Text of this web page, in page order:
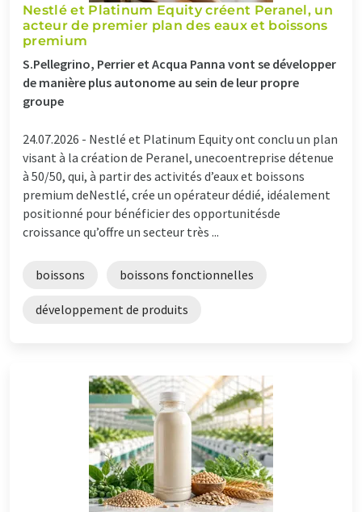
Nestlé et Platinum Equity créent Peranel, un
acteur de premier plan des eaux et boissons
premium
S.Pellegrino, Perrier et Acqua Panna vont se développer
de manière plus autonome au sein de leur propre
groupe
24.07.2026 - Nestlé et Platinum Equity ont conclu un plan
visant à la création de Peranel, unecoentreprise détenue
à 50/50, qui, à partir des activités d’eaux et boissons
premium deNestlé, crée un opérateur dédié, idéalement
positionné pour bénéficier des opportunitésde
croissance qu’offre un secteur très ...
boissons boissons fonctionnelles
développement de produits